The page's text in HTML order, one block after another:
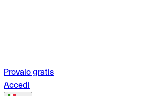
Provalo gratis
Accedi